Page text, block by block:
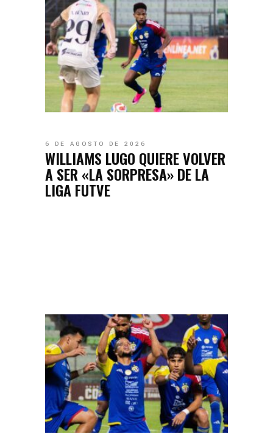
6 DE AGOSTO DE 2026
WILLIAMS LUGO QUIERE VOLVER
A SER «LA SORPRESA» DE LA
LIGA FUTVE